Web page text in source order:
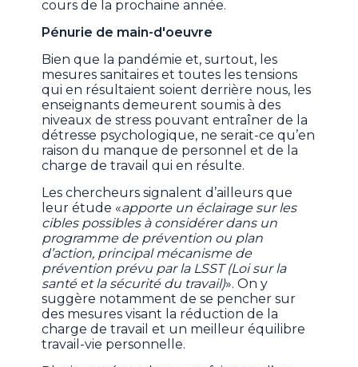
cours de la prochaine année.
Pénurie de main-d'oeuvre
Bien que la pandémie et, surtout, les
mesures sanitaires et toutes les tensions
qui en résultaient soient derrière nous, les
enseignants demeurent soumis à des
niveaux de stress pouvant entraîner de la
détresse psychologique, ne serait-ce qu’en
raison du manque de personnel et de la
charge de travail qui en résulte.
Les chercheurs signalent d’ailleurs que
leur étude «apporte un éclairage sur les
cibles possibles à considérer dans un
programme de prévention ou plan
d’action, principal mécanisme de
prévention prévu par la LSST (Loi sur la
santé et la sécurité du travail)». On y
suggère notamment de se pencher sur
des mesures visant la réduction de la
charge de travail et un meilleur équilibre
travail-vie personnelle.